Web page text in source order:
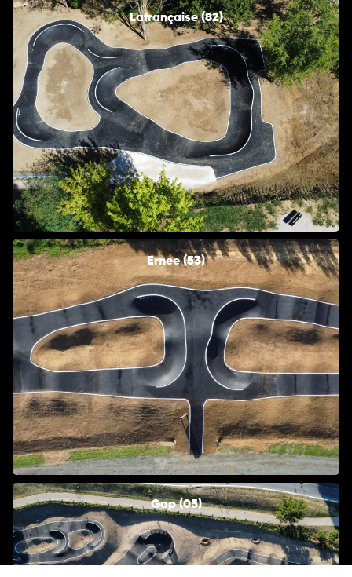
Lafrançaise (82)
Ernee (53)
Gap (05)